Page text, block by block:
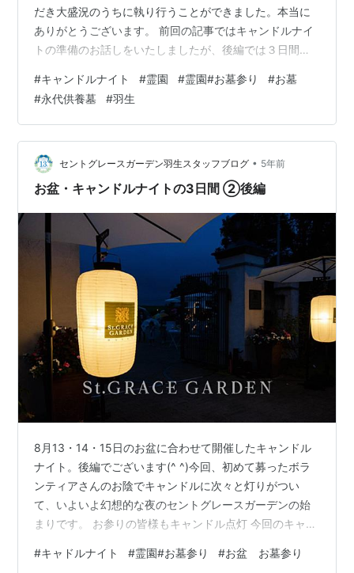
だき大盛況のうちに執り行うことができました。本当に
ありがとうございます。 前回の記事ではキャンドルナイ
トの準備のお話しをいたしましたが、後編では３日間の
前編＞記事はこちらからご覧いただけます⬇︎ https://st-
grace.jp/2021/11/15/blog-26/ プチ情報ですが、キャン
ドルナイト期間中より、当園“スマホステッカー”をプレゼ
ントしております(*^^*)ご来園の際にスタッフに「スマホ
ステッカーください！」とお声がけ…
#キャンドルナイト #霊園 #霊園#お墓参り #お墓
#永代供養墓 #羽生
セントグレースガーデン羽生スタッフブログ • 5年前
お盆・キャンドルナイトの3日間 ②後編
8月13・14・15日のお盆に合わせて開催したキャンドル
ナイト。後編でございます(^ ^)今回、初めて募ったボラ
ンティアさんのお陰でキャンドルに次々と灯りがつい
て、いよいよ幻想的な夜のセントグレースガーデンの始
まりです。 お参りの皆様もキャンドル点灯 今回のキャン
お参りいただくためにお参りにお越しいただく皆様にも
#キャドルナイト #霊園#お墓参り #お盆 お墓参り